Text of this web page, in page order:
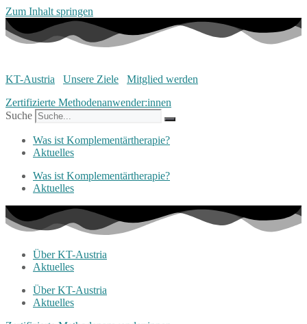
Zum Inhalt springen
KT-Austria Unsere Ziele
Mitglied werden
Zertifizierte Methodenanwender:innen
Suche
Was ist Komplementärtherapie?
Aktuelles
Was ist Komplementärtherapie?
Aktuelles
Über KT-Austria
Aktuelles
Über KT-Austria
Aktuelles